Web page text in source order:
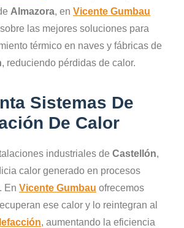
Almazora, en Vicente Gumbau
las mejores soluciones para
térmico en naves y fábricas de
, reduciendo pérdidas de calor.
Sistemas De
De Calor
industriales de Castellón,
calor generado en procesos
En Vicente Gumbau ofrecemos
ese calor y lo reintegran al
, aumentando la eficiencia